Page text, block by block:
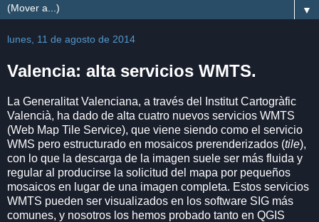
▼
lunes, 11 de agosto de 2014
Valencia: alta servicios WMTS.
La Generalitat Valenciana, a través del Institut Cartogràfic
Valencià, ha dado de alta cuatro nuevos servicios WMTS
(Web Map Tile Service), que viene siendo como el servicio
WMS pero estructurado en mosaicos prerenderizados (tile),
con lo que la descarga de la imagen suele ser más fluida y
regular al producirse la solicitud del mapa por pequeños
mosaicos en lugar de una imagen completa. Estos servicios
WMTS pueden ser visualizados en los software SIG más
comunes, y nosotros los hemos probado tanto en QGIS